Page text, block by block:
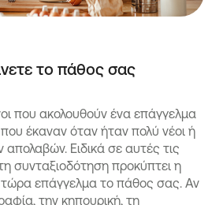
το πάθος σας
που ακολουθούν ένα επάγγελμα
έκαναν όταν ήταν πολύ νέοι ή
Ειδικά σε αυτές τις
συνταξιοδότηση προκύπτει η
τώρα επάγγελμα το πάθος σας. Αν
την κηπουρική, τη